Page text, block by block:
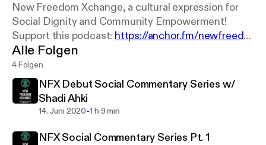
New Freedom Xchange, a cultural expression for
Social Dignity and Community Empowerment!
Support this podcast: https://anchor.fm/newfreedo
mxchangepodcast/support
Alle Folgen
4 Folgen
NFX Debut Social Commentary Series w/
Shadi Ahki
14. Juni 2020-1 h 9 min
NFX Social Commentary Series Pt. 1